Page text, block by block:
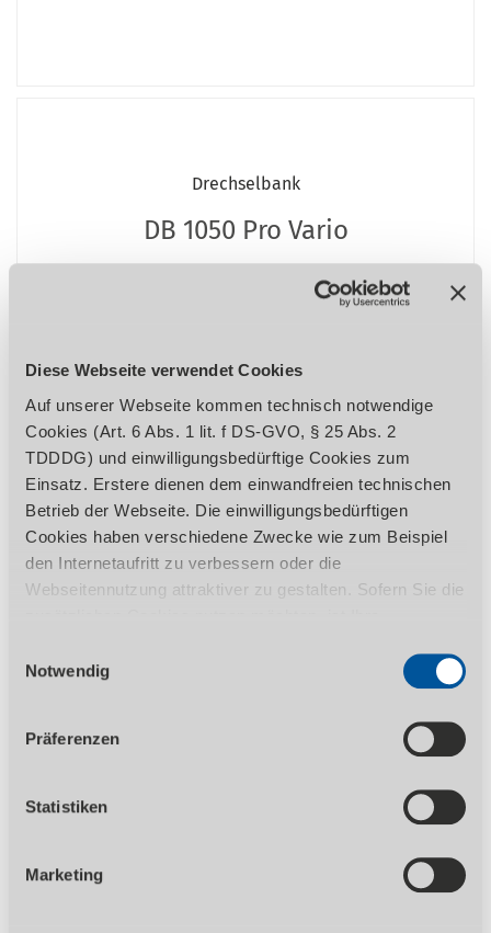
Diese Webseite verwendet Cookies
Auf unserer Webseite kommen technisch notwendige
Cookies (Art. 6 Abs. 1 lit. f DS-GVO, § 25 Abs. 2
TDDDG) und einwilligungsbedürftige Cookies zum
Einsatz. Erstere dienen dem einwandfreien technischen
Betrieb der Webseite. Die einwilligungsbedürftigen
Cookies haben verschiedene Zwecke wie zum Beispiel
den Internetaufritt zu verbessern oder die
Webseitennutzung attraktiver zu gestalten. Sofern Sie die
1 TDDDG erforderlich. Ihre erteilte Einwilligung können
Sie jederzeit durch Aufruf des Consent-Banners mit
Wirkung für die Zukunft widerrufen. Nähere Informationen
zu den einzelnen Cookies und die damit in Verbindung
Datenschutzerklärung
Notwendig
Präferenzen
Statistiken
Marketing
Drechselbank
DB 1050 Pro Vario
ZUM PRODUKT
3.429,00EUR zzgl. Ust.
4.080,51EUR inkl. 19% Ust.